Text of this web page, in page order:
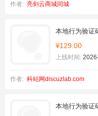
作者: 亮剑云商城同城
本地行为验证
¥129.00
上线时间:
作者: 科站网discuzlab.com
本地行为验证